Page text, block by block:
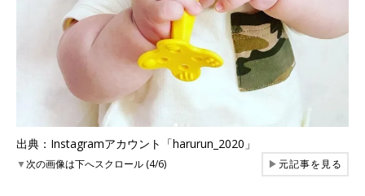
出典：Instagramアカウント「harurun_2020」
▼次の画像は下へスクロール (4/6) ▶元記事を見る